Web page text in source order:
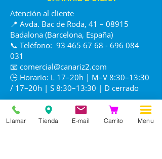
Atención al cliente
📍 Avda. Bac de Roda, 41 – 08915
Badalona (Barcelona, España)
📞 Teléfono: 93 465 67 68 - 696 084
031
📧 comercial@canariz2.com
🕒 Horario: L 17–20h | M–V 8:30–13:30
/ 17–20h | S 8:30–13:30 | D cerrado
Llamar Tienda E-mail Carrito Menu